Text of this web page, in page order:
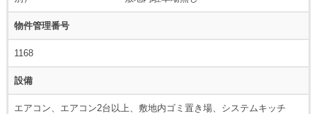
物件管理番号
1168
設備
エアコン、エアコン2台以上、敷地内ゴミ置き場、システムキッチ